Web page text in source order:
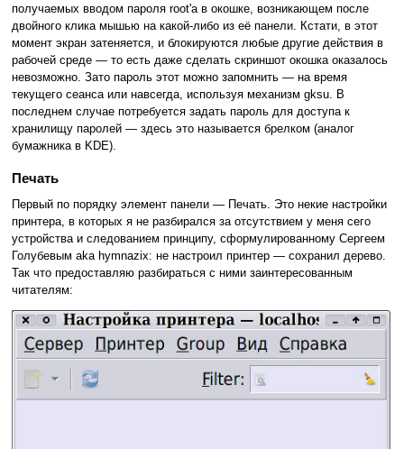
получаемых вводом пароля root'а в окошке, возникающем после
двойного клика мышью на какой-либо из её панели. Кстати, в этот
момент экран затеняется, и блокируются любые другие действия в
рабочей среде — то есть даже сделать скриншот окошка оказалось
невозможно. Зато пароль этот можно запомнить — на время
текущего сеанса или навсегда, используя механизм gksu. В
последнем случае потребуется задать пароль для доступа к
хранилищу паролей — здесь это называется брелком (аналог
бумажника в KDE).
Печать
Первый по порядку элемент панели — Печать. Это некие настройки
принтера, в которых я не разбирался за отсутствием у меня сего
устройства и следованием принципу, сформулированному Сергеем
Голубевым aka hymnazix: не настроил принтер — сохранил дерево.
Так что предоставляю разбираться с ними заинтересованным
читателям: